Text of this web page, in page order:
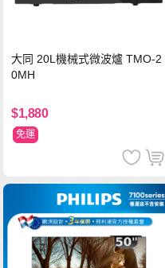
大同 20L機械式微波爐 TMO-2
0MH
$1,880
免運